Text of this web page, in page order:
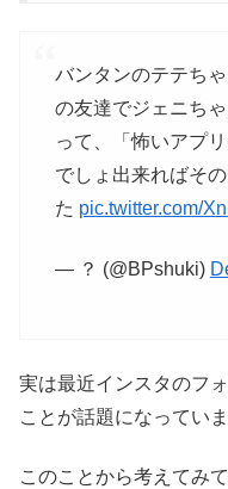
バンタンのテテち
の友達でジェニち
って、「怖いアプ
でしょ出来ればそ
た pic.twitter.com/
— ？ (@BPshuki)
実は最近インスタのフ
ことが話題になってい
このことから考えてみ